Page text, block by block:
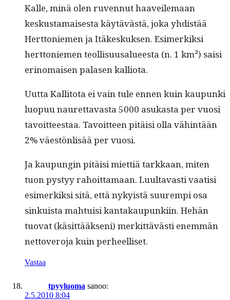
Kalle, minä olen ruven­nut haaveile­maan
keskus­ta­mais­es­ta käytävästä, joka yhdis­tää
Hert­toniemen ja Itäkeskuk­sen. Esimerkik­si
hert­toniemen teol­lisu­usalueesta (n. 1 km²) saisi
eri­no­maisen palasen kalliota.
Uut­ta Kalli­to­ta ei vain tule ennen kuin kaupun­ki
luop­uu nau­ret­tavas­ta 5000 asukas­ta per vuosi
tavoit­teestaa. Tavoit­teen pitäisi olla vähin­tään
2% väestön­lisää per vuosi.
Ja kaupun­gin pitäisi miet­tiä tarkkaan, miten
tuon pystyy rahoit­ta­maan. Luul­tavasti vaatisi
esimerkik­si sitä, että nyky­istä suurem­pi osa
sinkuista mah­tu­isi kan­takaupunki­in. Hehän
tuo­vat (käsit­tääk­seni) merkit­tävästi enem­män
net­tovero­ja kuin perheelliset.
Vastaa
tpyyluoma sanoo:
2.5.2010 8:04